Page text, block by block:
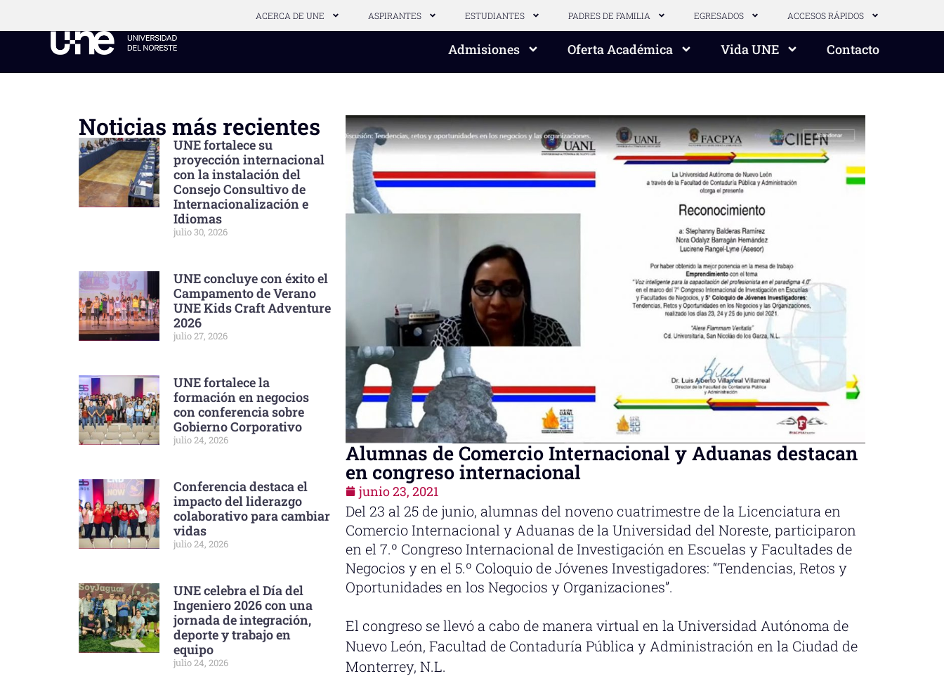
ACERCA DE UNE ASPIRANTES ESTUDIANTES PADRES DE FAMILIA EGRESADOS ACCESOS RÁPIDOS
Admisiones Oferta Académica Vida UNE Contacto
Noticias más recientes
UNE fortalece su
proyección internacional
con la instalación del
Consejo Consultivo de
Internacionalización e
Idiomas
julio 30, 2026
UNE concluye con éxito el
Campamento de Verano
UNE Kids Craft Adventure
2026
julio 27, 2026
UNE fortalece la
formación en negocios
con conferencia sobre
Gobierno Corporativo
julio 24, 2026
Conferencia destaca el
impacto del liderazgo
colaborativo para cambiar
vidas
julio 24, 2026
UNE celebra el Día del
Ingeniero 2026 con una
jornada de integración,
deporte y trabajo en
equipo
julio 24, 2026
Alumnas de Comercio Internacional y Aduanas destacan
en congreso internacional
junio 23, 2021
Del 23 al 25 de junio, alumnas del noveno cuatrimestre de la Licenciatura en
Comercio Internacional y Aduanas de la Universidad del Noreste, participaron
en el 7.º Congreso Internacional de Investigación en Escuelas y Facultades de
Negocios y en el 5.º Coloquio de Jóvenes Investigadores: “Tendencias, Retos y
Oportunidades en los Negocios y Organizaciones”.
El congreso se llevó a cabo de manera virtual en la Universidad Autónoma de
Nuevo León, Facultad de Contaduría Pública y Administración en la Ciudad de
Monterrey, N.L.